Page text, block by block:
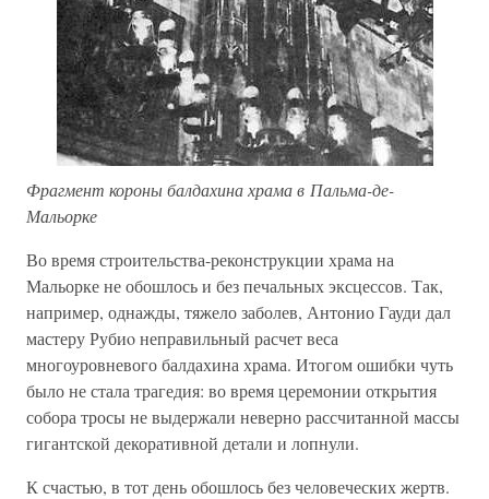
Фрагмент короны балдахина храма в Пальма-де-
Мальорке
Во время строительства-реконструкции храма на
Мальорке не обошлось и без печальных эксцессов. Так,
например, однажды, тяжело заболев, Антонио Гауди дал
мастеру Рубиo неправильный расчет веса
многоуровневого балдахина храма. Итогом ошибки чуть
было не стала трагедия: во время церемонии открытия
собора тросы не выдержали неверно рассчитанной массы
гигантской декоративной детали и лопнули.
К счастью, в тот день обошлось без человеческих жертв.